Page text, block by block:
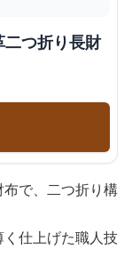
つ折り長財
で、二つ折り構
仕上げた職人技